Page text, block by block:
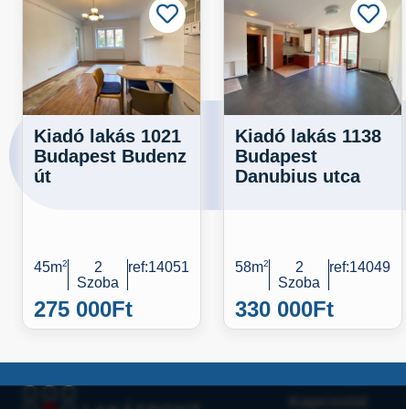
Kiadó lakás 1021
Budapest Budenz
út
45m2
2
Szoba
ref:14051
275 000Ft
Kiadó lakás 1138
Budapest
Danubius utca
58m2
2
Szoba
ref:14049
330 000Ft